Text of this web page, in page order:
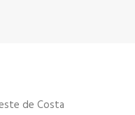
de Costa